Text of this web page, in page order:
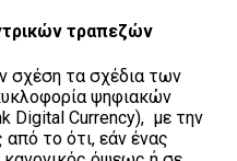
τραπεζών
σχέση τα σχέδια των
ψηφιακών
Digital Currency), με την
το ότι, εάν ένας